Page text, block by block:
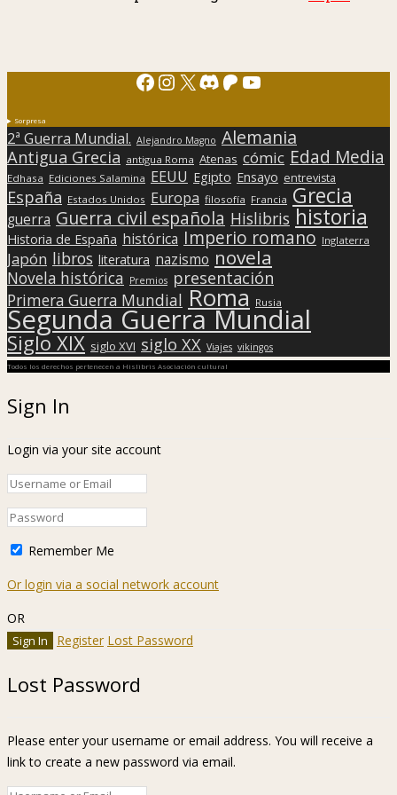
Facebook
Instagram
X Discord
Patreon
YouTube
Sorpresa
2ª Guerra Mundial. Alejandro Magno Alemania
Antigua Grecia antigua Roma Atenas cómic Edad Media
Edhasa Ediciones Salamina EEUU Egipto Ensayo entrevista
España Estados Unidos Europa filosofía Francia Grecia
guerra Guerra civil española Hislibris historia
Historia de España histórica Imperio romano Inglaterra
Japón libros literatura nazismo novela
Novela histórica Premios presentación
Primera Guerra Mundial Roma Rusia
Segunda Guerra Mundial
Siglo XIX siglo XVI siglo XX Viajes vikingos
Todos los derechos pertenecen a Hislibris Asociación cultural
Sign In
Login via your site account
Remember Me
Or login via a social network account
OR
Register Lost Password
Lost Password
Please enter your username or email address. You will receive a
link to create a new password via email.